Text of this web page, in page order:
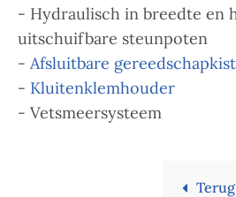
- Hydraulisch in breedte en
uitschuifbare steunpoten
- Afsluitbare gereedschapkist
- Kluitenklemhouder
- Vetsmeersysteem